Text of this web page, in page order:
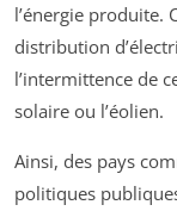
l’énergie produite.
distribution
l’intermittence de
solaire ou l’éolien.
Ainsi, des pays
politiques